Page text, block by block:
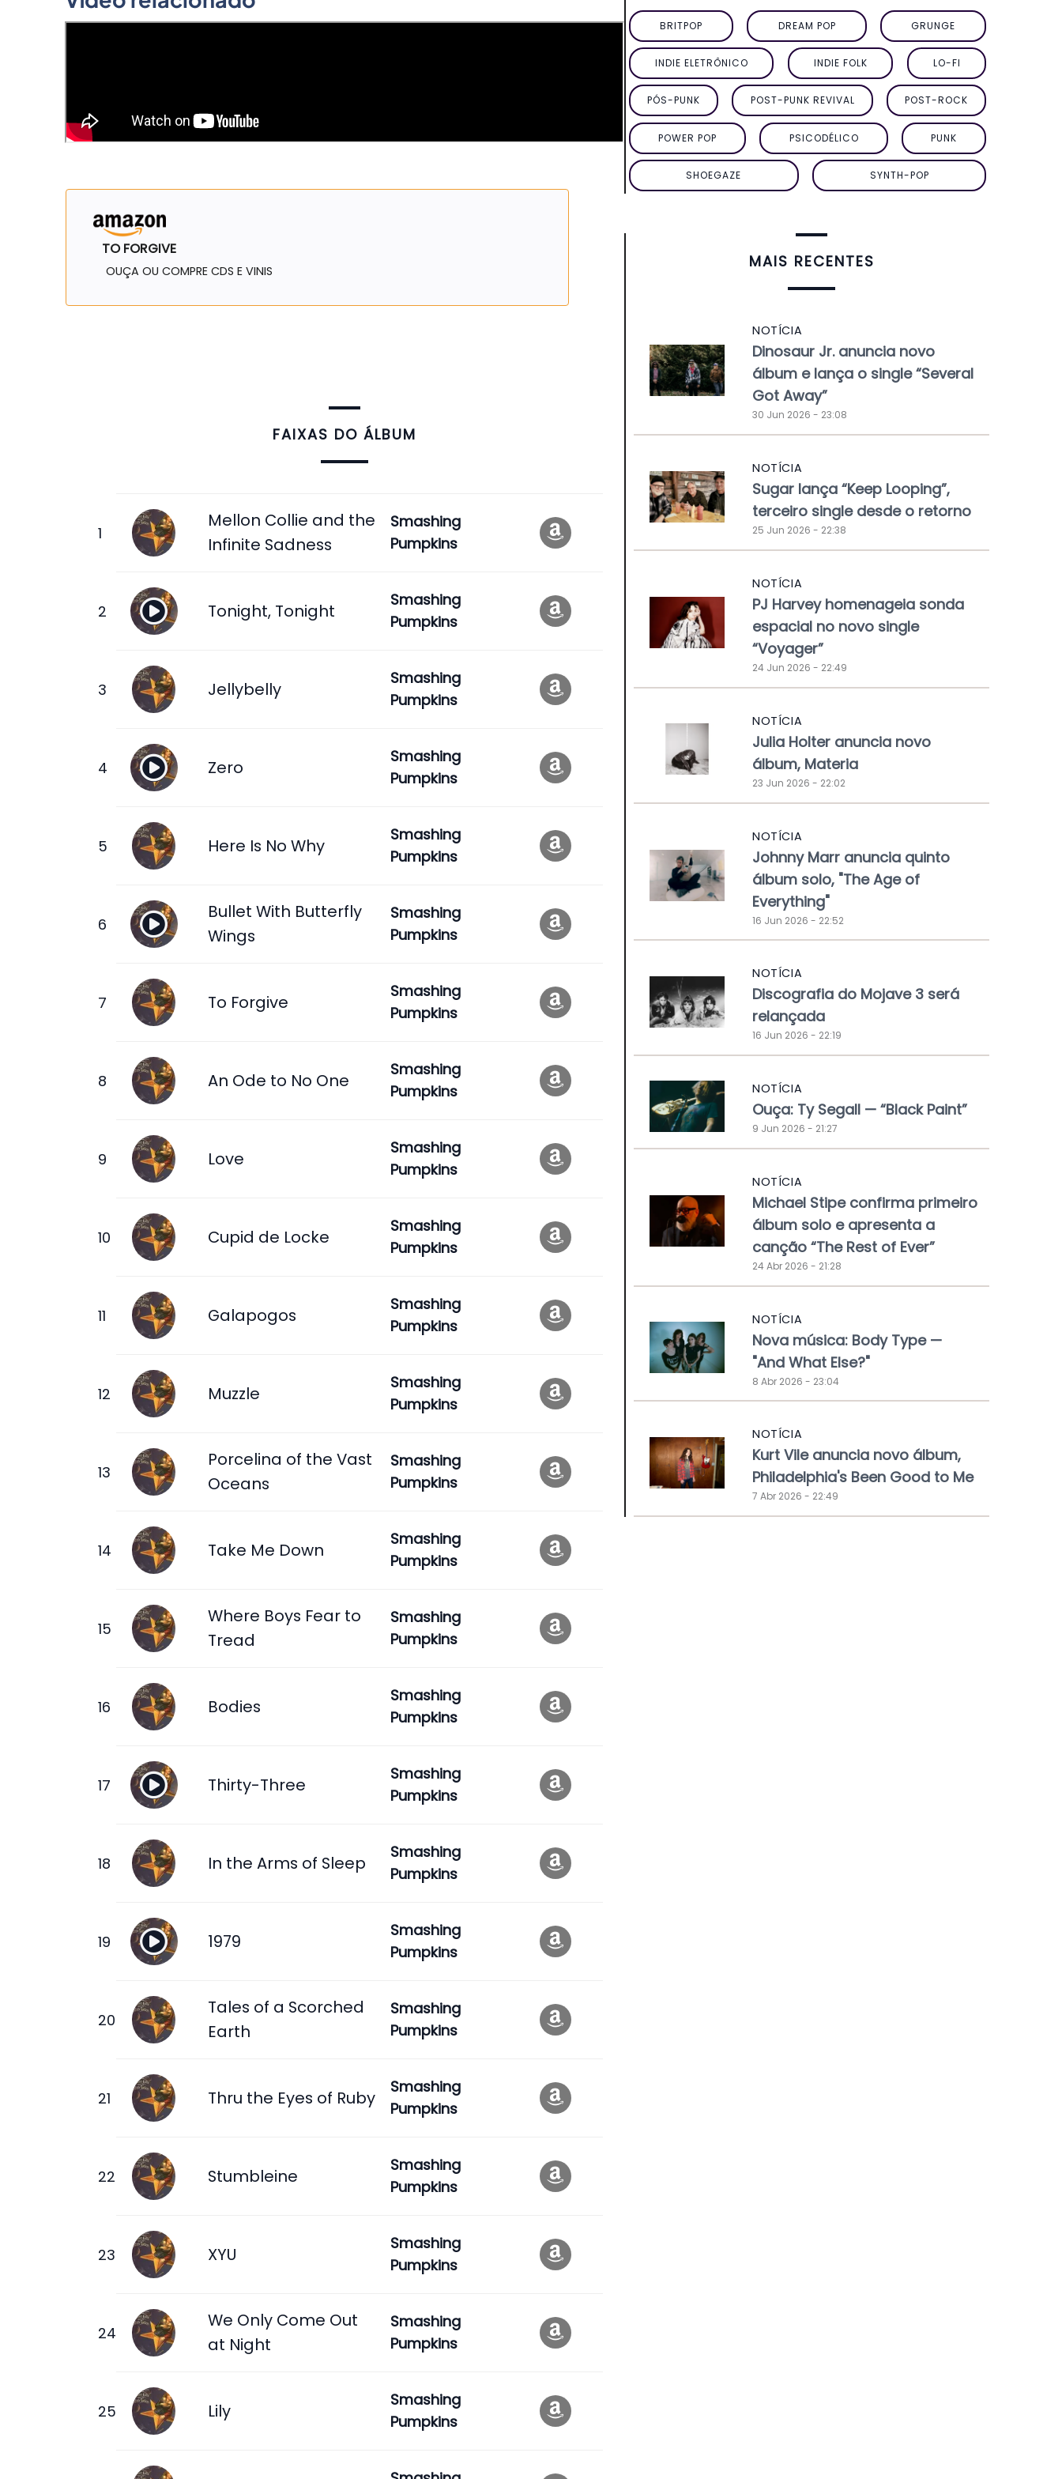
TO FORGIVE
OUÇA OU COMPRE CDS E VINIS
FAIXAS DO ÁLBUM
Mellon Collie and the
Infinite Sadness
Smashing
Pumpkins
Tonight, Tonight
Smashing
Pumpkins
Jellybelly
Smashing
Pumpkins
Zero
Smashing
Pumpkins
Here Is No Why
Smashing
Pumpkins
Bullet With Butterfly
Wings
Smashing
Pumpkins
To Forgive
Smashing
Pumpkins
An Ode to No One
Smashing
Pumpkins
Love
Smashing
Pumpkins
Cupid de Locke
Smashing
Pumpkins
Galapogos
Smashing
Pumpkins
Muzzle
Smashing
Pumpkins
Porcelina of the Vast
Oceans
Smashing
Pumpkins
Take Me Down
Smashing
Pumpkins
Where Boys Fear to
Tread
Smashing
Pumpkins
Bodies
Smashing
Pumpkins
Thirty-Three
Smashing
Pumpkins
In the Arms of Sleep
Smashing
Pumpkins
1979
Smashing
Pumpkins
Tales of a Scorched
Earth
Smashing
Pumpkins
Thru the Eyes of Ruby
Smashing
Pumpkins
Stumbleine
Smashing
Pumpkins
XYU
Smashing
Pumpkins
We Only Come Out
at Night
Smashing
Pumpkins
Lily
Smashing
Pumpkins
BRITPOP DREAM POP GRUNGE
INDIE ELETRÔNICO INDIE FOLK LO-FI
PÓS-PUNK POST-PUNK REVIVAL POST-ROCK
POWER POP PSICODÉLICO PUNK
SHOEGAZE SYNTH-POP
MAIS RECENTES
NOTÍCIA
Dinosaur Jr. anuncia novo
álbum e lança o single “Several
Got Away”
30 Jun 2026 - 23:08
NOTÍCIA
Sugar lança “Keep Looping”,
terceiro single desde o retorno
25 Jun 2026 - 22:38
NOTÍCIA
PJ Harvey homenageia sonda
espacial no novo single
“Voyager”
24 Jun 2026 - 22:49
NOTÍCIA
Julia Holter anuncia novo
álbum, Materia
23 Jun 2026 - 22:02
NOTÍCIA
Johnny Marr anuncia quinto
álbum solo, "The Age of
Everything"
16 Jun 2026 - 22:52
NOTÍCIA
Discografia do Mojave 3 será
relançada
16 Jun 2026 - 22:19
NOTÍCIA
Ouça: Ty Segall — “Black Paint”
9 Jun 2026 - 21:27
NOTÍCIA
Michael Stipe confirma primeiro
álbum solo e apresenta a
canção “The Rest of Ever”
24 Abr 2026 - 21:28
NOTÍCIA
Nova música: Body Type —
"And What Else?"
8 Abr 2026 - 23:04
NOTÍCIA
Kurt Vile anuncia novo álbum,
Philadelphia's Been Good to Me
7 Abr 2026 - 22:49